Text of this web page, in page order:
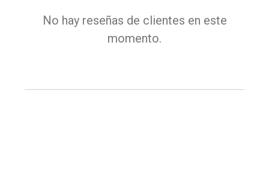
No hay reseñas de clientes en este
momento.